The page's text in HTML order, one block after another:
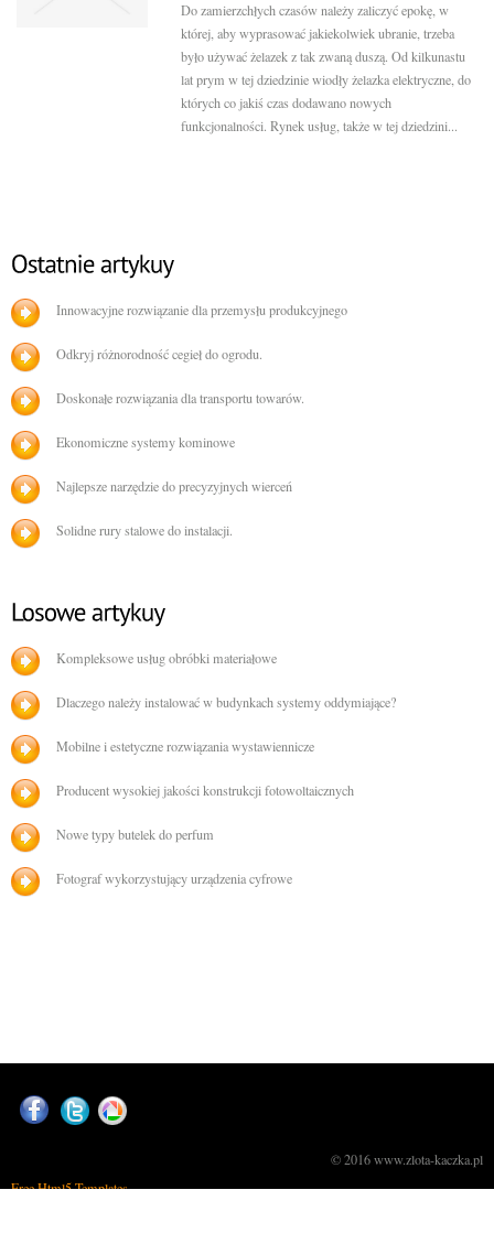
Do zamierzchłych czasów należy zaliczyć epokę, w
której, aby wyprasować jakiekolwiek ubranie, trzeba
było używać żelazek z tak zwaną duszą. Od kilkunastu
lat prym w tej dziedzinie wiodły żelazka elektryczne, do
których co jakiś czas dodawano nowych
funkcjonalności. Rynek usług, także w tej dziedzini...
Innowacyjne rozwiązanie dla przemysłu produkcyjnego
Odkryj różnorodność cegieł do ogrodu.
Doskonałe rozwiązania dla transportu towarów.
Ekonomiczne systemy kominowe
Najlepsze narzędzie do precyzyjnych wierceń
Solidne rury stalowe do instalacji.
Kompleksowe usług obróbki materiałowe
Dlaczego należy instalować w budynkach systemy oddymiające?
Mobilne i estetyczne rozwiązania wystawiennicze
Producent wysokiej jakości konstrukcji fotowoltaicznych
Nowe typy butelek do perfum
Fotograf wykorzystujący urządzenia cyfrowe
© 2016 www.zlota-kaczka.pl
Free Html5 Templates